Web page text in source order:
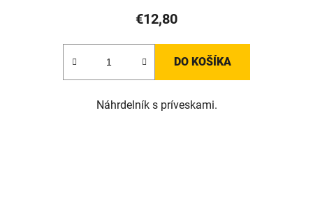
€12,80
DO KOŠÍKA
Náhrdelník s príveskami.